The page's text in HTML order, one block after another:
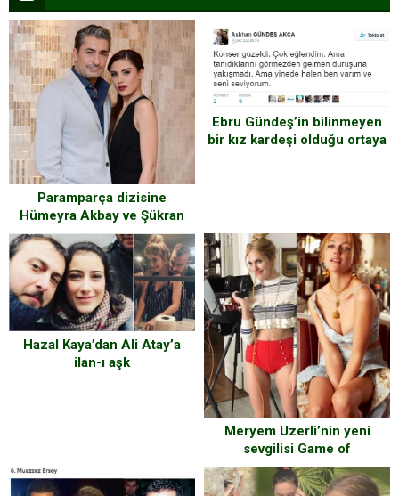
Paramparça dizisine
Hümeyra Akbay ve Şükran
Ovalı dahil oluyor
Ebru Gündeş’in bilinmeyen
bir kız kardeşi olduğu ortaya
Hazal Kaya’dan Ali Atay’a
ilan-ı aşk
Meryem Uzerli’nin yeni
sevgilisi Game of
Thrones’tan!